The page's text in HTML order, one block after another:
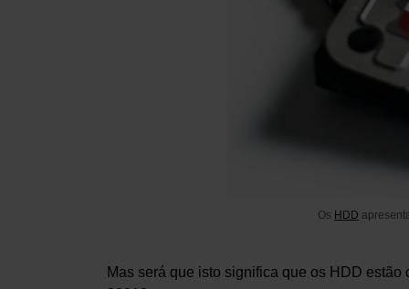
Os HDD
Mas será que isto significa que os HDD